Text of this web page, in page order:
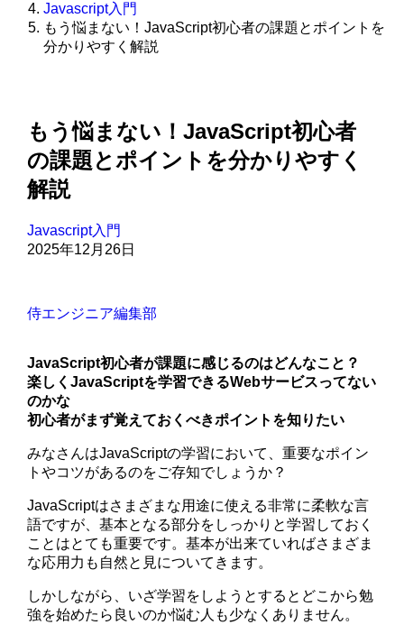
Javascript入門
もう悩まない！JavaScript初心者の課題とポイントを
分かりやすく解説
もう悩まない！JavaScript初心者
の課題とポイントを分かりやすく
解説
Javascript入門
2025年12月26日
侍エンジニア編集部
JavaScript初心者が課題に感じるのはどんなこと？
楽しくJavaScriptを学習できるWebサービスってない
のかな
初心者がまず覚えておくべきポイントを知りたい
みなさんはJavaScriptの学習において、重要なポイン
トやコツがあるのをご存知でしょうか？
JavaScriptはさまざまな用途に使える非常に柔軟な言
語ですが、基本となる部分をしっかりと学習しておく
ことはとても重要です。基本が出来ていればさまざま
な応用力も自然と見についてきます。
しかしながら、いざ学習をしようとするとどこから勉
強を始めたら良いのか悩む人も少なくありません。